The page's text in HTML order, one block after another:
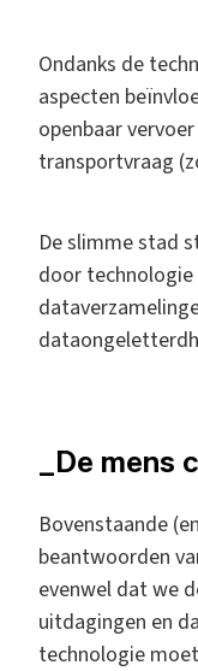
Ondanks de
aspecten
openbaar
transportvraag
De slimme stad
door
_De mens
Bovenstaande
beantwoorden
evenwel dat we
uitdagingen en
technologie